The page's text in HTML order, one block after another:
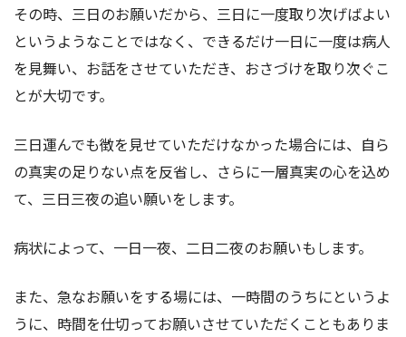
その時、三日のお願いだから、三日に一度取り次げばよい
というようなことではなく、できるだけ一日に一度は病人
を見舞い、お話をさせていただき、おさづけを取り次ぐこ
とが大切です。
三日運んでも徴を見せていただけなかった場合には、自ら
の真実の足りない点を反省し、さらに一層真実の心を込め
て、三日三夜の追い願いをします。
病状によって、一日一夜、二日二夜のお願いもします。
また、急なお願いをする場には、一時間のうちにというよ
うに、時間を仕切ってお願いさせていただくこともありま